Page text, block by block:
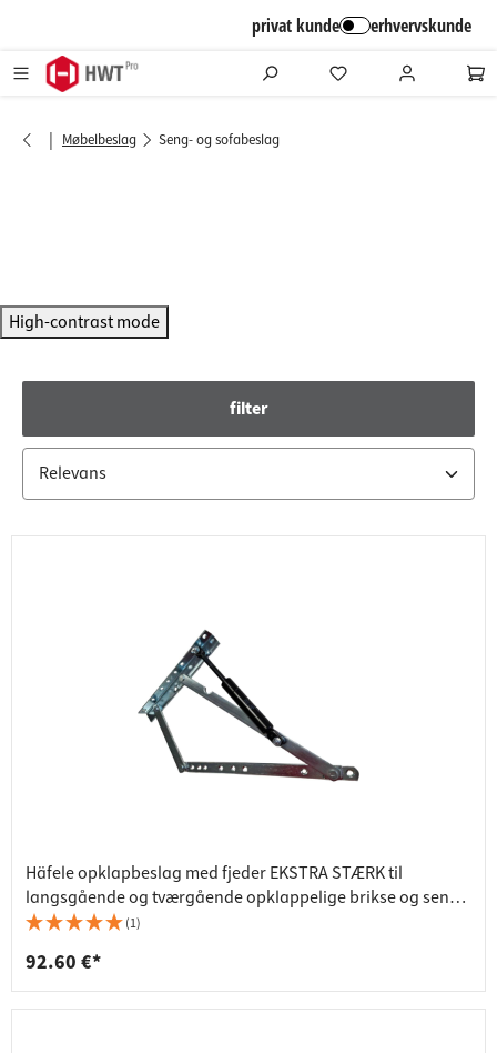
privat kunde erhvervskunde
| Møbelbeslag Seng- og sofabeslag
High-contrast mode
filter
Häfele opklapbeslag med fjeder EKSTRA STÆRK til
langsgående og tværgående opklappelige brikse og senge
med sengekasser
(1)
92.60 €*